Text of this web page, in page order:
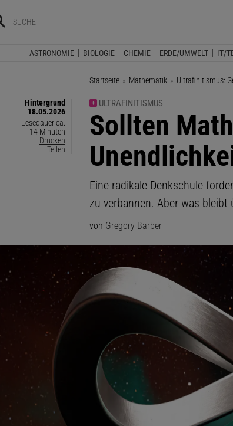
ASTRONOMIE BIOLOGIE CHEMIE ERDE/UMWELT IT/
Startseite Mathematik Aktuelle Seite:
Ultrafinitismus:
Hintergrund
18.05.2026
Lesedauer ca.
14 Minuten
Drucken
Teilen
ULTRAFINITISMUS
:
Sollten
Eine radikale Denkschule
zu verbannen. Aber was bleibt
von Gregory Barber